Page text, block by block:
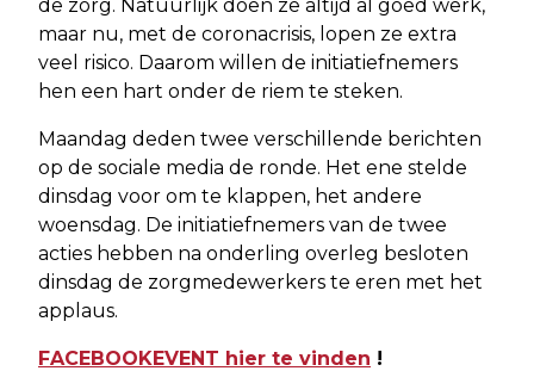
de zorg. Natuurlijk doen ze altijd al goed werk,
maar nu, met de coronacrisis, lopen ze extra
veel risico. Daarom willen de initiatiefnemers
hen een hart onder de riem te steken.
Maandag deden twee verschillende berichten
op de sociale media de ronde. Het ene stelde
dinsdag voor om te klappen, het andere
woensdag. De initiatiefnemers van de twee
acties hebben na onderling overleg besloten
dinsdag de zorgmedewerkers te eren met het
applaus.
FACEBOOKEVENT hier te vinden !